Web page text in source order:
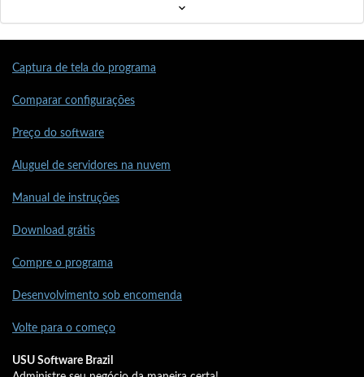
Captura de tela do programa
Comparar configurações
Preço do software
Aluguel de servidores na nuvem
Manual de instruções
Download grátis
Compre o programa
Desenvolvimento sob encomenda
Volte para o começo
USU Software Brazil